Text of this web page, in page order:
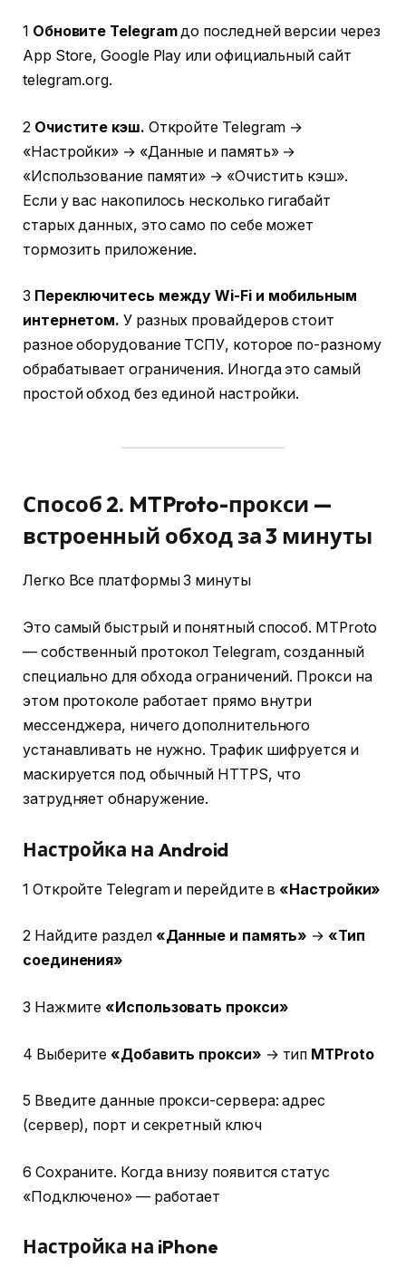
1 Обновите Telegramдо последней версии через
App Store, Google Play или официальный сайт
telegram.org.
2 Очистите кэш. Откройте Telegram →
«Настройки» → «Данные и память» →
«Использование памяти» → «Очистить кэш».
Если у вас накопилось несколько гигабайт
старых данных, это само по себе может
тормозить приложение.
3 Переключитесь между Wi-Fi и мобильным
интернетом. У разных провайдеров стоит
разное оборудование ТСПУ, которое по-разному
обрабатывает ограничения. Иногда это самый
простой обход без единой настройки.
Способ 2. MTProto-прокси —
встроенный обход за 3 минуты
Легко Все платформы 3 минуты
Это самый быстрый и понятный способ. MTProto
— собственный протокол Telegram, созданный
специально для обхода ограничений. Прокси на
этом протоколе работает прямо внутри
мессенджера, ничего дополнительного
устанавливать не нужно. Трафик шифруется и
маскируется под обычный HTTPS, что
затрудняет обнаружение.
Настройка на Android
1 Откройте Telegram и перейдите в «Настройки»
2 Найдите раздел «Данные и память» → «Тип
соединения»
3 Нажмите «Использовать прокси»
4 Выберите «Добавить прокси» → тип MTProto
5 Введите данные прокси-сервера: адрес
(сервер), порт и секретный ключ
6 Сохраните. Когда внизу появится статус
«Подключено» — работает
Настройка на iPhone